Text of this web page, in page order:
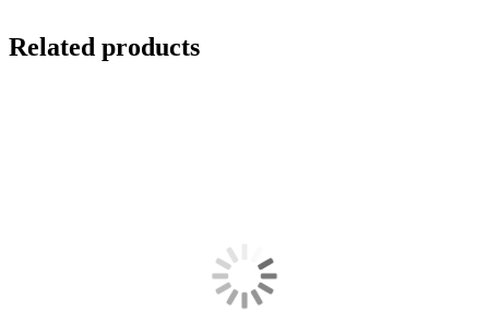
Related products